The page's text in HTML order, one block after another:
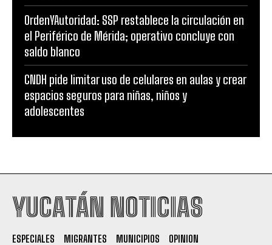
OrdenYAutoridad: SSP restablece la circulación en
el Periférico de Mérida; operativo concluye con
saldo blanco
CNDH pide limitar uso de celulares en aulas y crear
espacios seguros para niñas, niños y
adolescentes
YUCATÁN NOTICIAS
ESPECIALES MIGRANTES MUNICIPIOS
OPINION